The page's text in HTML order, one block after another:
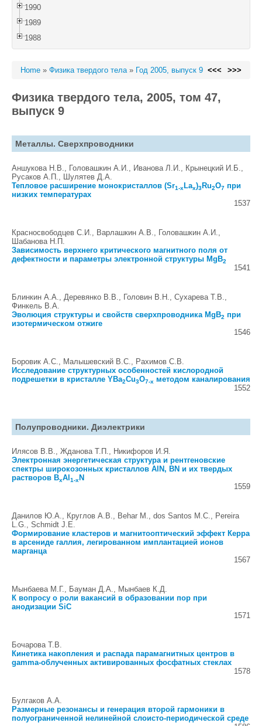
1990
1989
1988
Home » Физика твердого тела» Год 2005, выпуск 9 <<< >>>
Физика твердого тела, 2005, том 47,
выпуск 9
Металлы. Сверхпроводники
Аншукова Н.В., Головашкин А.И., Иванова Л.И., Крынецкий И.Б.,
Русаков А.П., Шулятев Д.А.
Тепловое расширение монокристаллов (Sr1-x Lax)3Ru2O7 при
низких температурах
1537
Красносвободцев С.И., Варлашкин А.В., Головашкин А.И.,
Шабанова Н.П.
Зависимость верхнего критического магнитного поля от
дефектности и параметры электронной структуры MgB2
1541
Блинкин А.А., Деревянко В.В., Головин В.Н., Сухарева Т.В.,
Финкель В.А.
Эволюция структуры и свойств сверхпроводника MgB2 при
изотермическом отжиге
1546
Боровик А.С., Малышевский В.С., Рахимов С.В.
Исследование структурных особенностей кислородной
подрешетки в кристалле YBa2Cu3O7-x методом каналирования
1552
Полупроводники. Диэлектрики
Илясов В.В., Жданова Т.П., Никифоров И.Я.
Электронная энергетическая структура и рентгеновские
спектры широкозонных кристаллов AlN, BN и их твердых
растворов BxAl 1-x N
1559
Данилов Ю.А., Круглов А.В., Behar M., dos Santos M.C., Pereira
L.G., Schmidt J.E.
Формирование кластеров и магнитооптический эффект Керра
в арсениде галлия, легированном имплантацией ионов
марганца
1567
Мынбаева М.Г., Бауман Д.А., Мынбаев К.Д.
К вопросу о роли вакансий в образовании пор при
анодизации SiC
1571
Бочарова Т.В.
Кинетика накопления и распада парамагнитных центров в
gamma-облученных активированных фосфатных стеклах
1578
Булгаков А.А.
Размерные резонансы и генерация второй гармоники в
полуограниченной нелинейной слоисто-периодической среде